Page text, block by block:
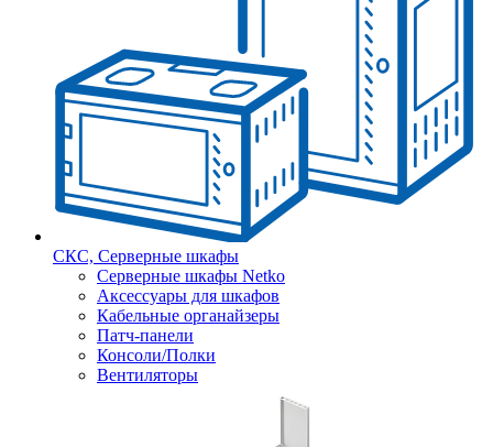
СКС, Серверные шкафы
Серверные шкафы Netko
Аксессуары для шкафов
Кабельные органайзеры
Патч-панели
Консоли/Полки
Вентиляторы